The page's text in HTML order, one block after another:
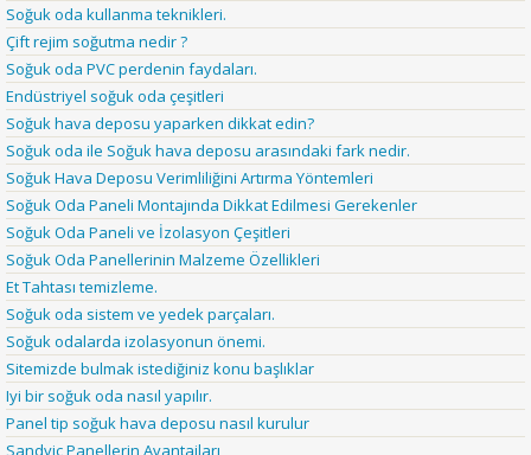
Soğuk oda kullanma teknikleri.
Çift rejim soğutma nedir ?
Soğuk oda PVC perdenin faydaları.
Endüstriyel soğuk oda çeşitleri
Soğuk hava deposu yaparken dikkat edin?
Soğuk oda ile Soğuk hava deposu arasındaki fark nedir.
Soğuk Hava Deposu Verimliliğini Artırma Yöntemleri
Soğuk Oda Paneli Montajında Dikkat Edilmesi Gerekenler
Soğuk Oda Paneli ve İzolasyon Çeşitleri
Soğuk Oda Panellerinin Malzeme Özellikleri
Et Tahtası temizleme.
Soğuk oda sistem ve yedek parçaları.
Soğuk odalarda izolasyonun önemi.
Sitemizde bulmak istediğiniz konu başlıklar
Iyi bir soğuk oda nasıl yapılır.
Panel tip soğuk hava deposu nasıl kurulur
Sandviç Panellerin Avantajları